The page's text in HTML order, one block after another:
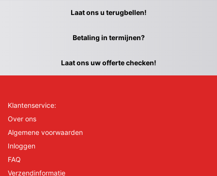
Laat ons u terugbellen!
Betaling in termijnen?
Laat ons uw offerte checken!
Klantenservice:
Over ons
Algemene voorwaarden
Inloggen
FAQ
Verzendinformatie